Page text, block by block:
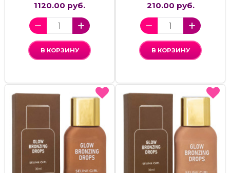
1120.00 руб.
В КОРЗИНУ
210.00 руб.
В КОРЗИНУ